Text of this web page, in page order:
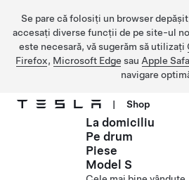
Se pare că folosiți un browser
accesați diverse funcții de pe site-ul
este necesară, vă sugerăm să utilizați
Firefox, Microsoft Edge sau Apple
navigare
Treceți la conținutul principal
| Shop
La domiciliu
Pe drum
Piese
Model S